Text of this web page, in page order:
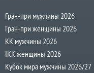
Гран-при мужчины 2026
Гран-при женщины 2026
КК мужчины 2026
IKK женщины 2026
Кубок мира мужчины 2026/27